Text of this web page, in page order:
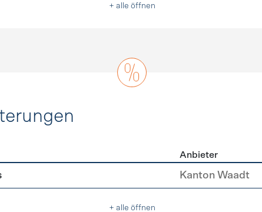
+ alle öffnen
Anbieter
Kanton Waadt
+ alle öffnen